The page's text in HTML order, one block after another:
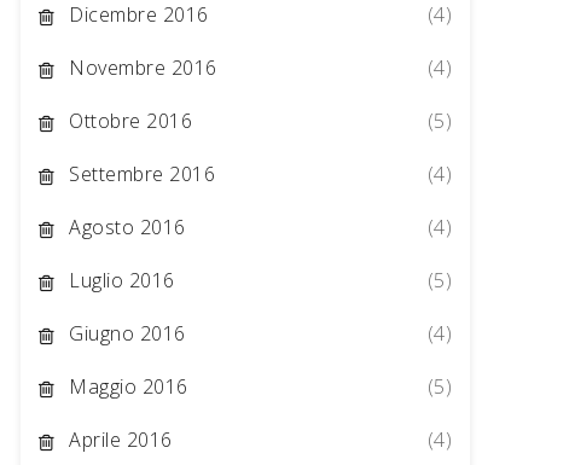
Dicembre 2016
(4)
Novembre 2016
(4)
Ottobre 2016
(5)
Settembre 2016
(4)
Agosto 2016
(4)
Luglio 2016
(5)
Giugno 2016
(4)
Maggio 2016
(5)
Aprile 2016
(4)